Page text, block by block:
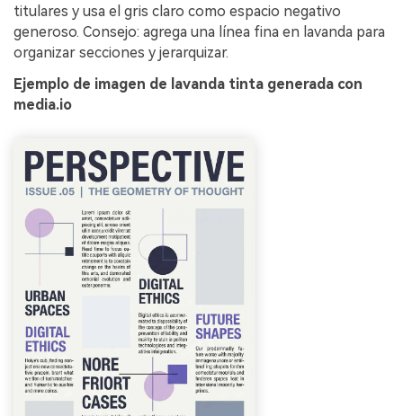
titulares y usa el gris claro como espacio negativo
generoso. Consejo: agrega una línea fina en lavanda para
organizar secciones y jerarquizar.
Ejemplo de imagen de lavanda tinta generada con
media.io